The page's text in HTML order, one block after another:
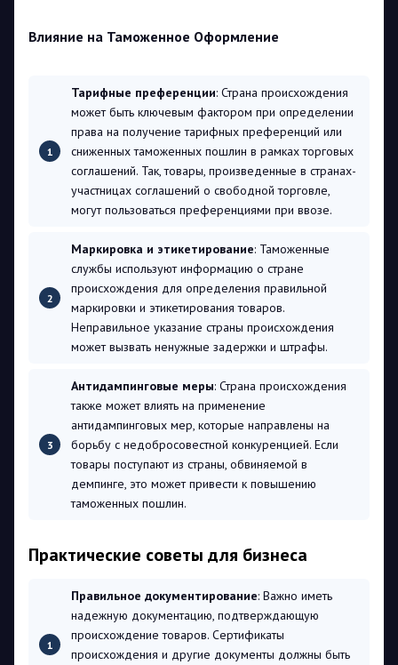
Влияние на Таможенное Оформление
Тарифные преференции: Страна происхождения
может быть ключевым фактором при определении
права на получение тарифных преференций или
сниженных таможенных пошлин в рамках торговых
соглашений. Так, товары, произведенные в странах-
участницах соглашений о свободной торговле,
могут пользоваться преференциями при ввозе.
Маркировка и этикетирование: Таможенные
службы используют информацию о стране
происхождения для определения правильной
маркировки и этикетирования товаров.
Неправильное указание страны происхождения
может вызвать ненужные задержки и штрафы.
Антидампинговые меры: Страна происхождения
также может влиять на применение
антидампинговых мер, которые направлены на
борьбу с недобросовестной конкуренцией. Если
товары поступают из страны, обвиняемой в
демпинге, это может привести к повышению
таможенных пошлин.
Практические советы для бизнеса
Правильное документирование: Важно иметь
надежную документацию, подтверждающую
происхождение товаров. Сертификаты
происхождения и другие документы должны быть